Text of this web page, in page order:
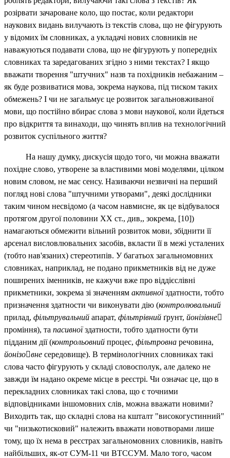
розірвати зачароване коло, що постає, коли редактори
наукових видань вилучають із текстів слова, що не фігурують
у відомих їм словниках, а укладачі нових словників не
наважуються подавати слова, що не фігурують у попередніх
словниках та заредагованих згідно з ними текстах? І якщо
вважати творення "штучних" назв та похідників небажаним –
як буде розвиватися мова, зокрема наукова, під тиском таких
обмежень? І чи не загальмує це розвиток загальновживаної
мови, що постійно вбирає слова з мови наукової, коли йдеться
про відкриття та винаходи, що чинять вплив на технологічний
розвиток суспільного життя?
На нашу думку, дискусія щодо того, чи можна вважати
похідне слово, утворене за властивими мові моделями, цілком
новим словом, не має сенсу. Називаючи незвичні на перший
погляд нові слова "штучними утворами", деякі дослідники
таким чином несвідомо (а часом навмисне, як це відбувалося
протягом другої половини ХХ ст., див,, зокрема, [10])
намагаються обмежити вільний розвиток мови, збіднити її
арсенал висловлювальних засобів, вкласти її в межі усталених
(тобто нав'язаних) стереотипів. У багатьох загальномовних
словниках, наприклад, не подано прикметників від не дуже
поширених іменників, не кажучи вже про віддієслівні
прикметники, зокрема зі значенням активноїздатности, тобто
призначення здатности чи виконувати дію (контролювальний
прилад, фільтрувальний апарат, фільтрівний ґрунт, йонізівне
проміння), та пасивноїздатности, тобто здатности бути
підданим дії (контрольовний процес, фільтровна речовина,
йонізовне середовище). В термінологічних словниках такі
слова часто фігурують у складі словосполук, але далеко не
завжди їм надано окреме місце в реєстрі. Чи означає це, що в
перекладних словниках такі слова, що є точними
відповідниками іншомовних слів, можна вважати новими?
Виходить так, що складні слова на кшталт "високогустинний"
чи "низькотисковий" належить вважати новотворами лише
тому, що їх нема в реєстрах загальномовних словників, навіть
найбільших, як-от СУМ-11 чи ВТССУМ. Мало того, часом